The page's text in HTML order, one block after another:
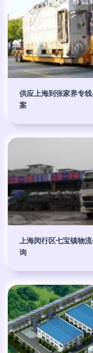
供应上海到张家界专
案
上海闵行区七宝镇物
询